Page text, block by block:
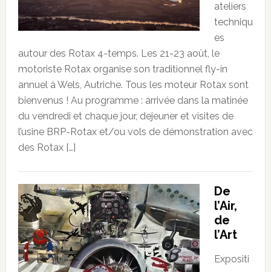
ateliers
techniqu
es
autour des Rotax 4-temps. Les 21-23 août, le
motoriste Rotax organise son traditionnel fly-in
annuel à Wels, Autriche. Tous les moteur Rotax sont
bienvenus ! Au programme : arrivée dans la matinée
du vendredi et chaque jour, dejeuner et visites de
l’usine BRP-Rotax et/ou vols de démonstration avec
des Rotax […]
De
l’Air,
de
l’Art
Expositi